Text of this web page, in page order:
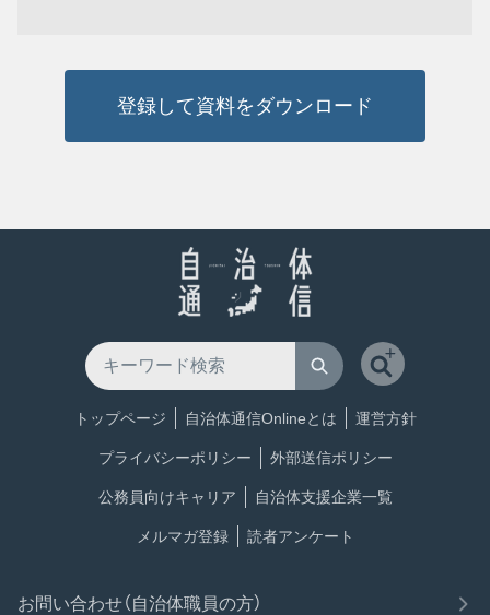
登録して資料をダウンロード
トップページ 自治体通信Onlineとは 運営方針
プライバシーポリシー 外部送信ポリシー
公務員向けキャリア 自治体支援企業一覧
メルマガ登録 読者アンケート
お問い合わせ（自治体職員の方）